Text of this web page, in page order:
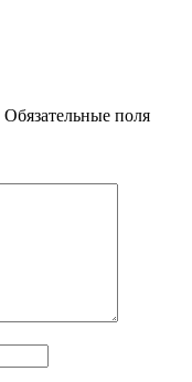
Обязательные поля